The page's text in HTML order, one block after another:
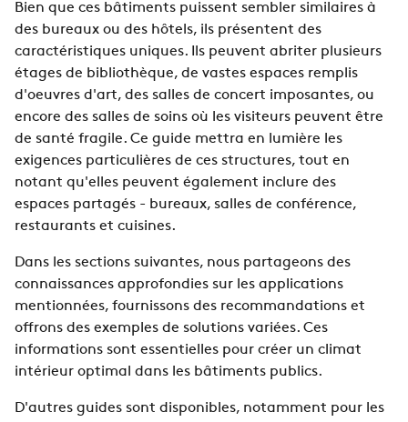
Bien que ces bâtiments puissent sembler similaires à
des bureaux ou des hôtels, ils présentent des
caractéristiques uniques. Ils peuvent abriter plusieurs
étages de bibliothèque, de vastes espaces remplis
d'oeuvres d'art, des salles de concert imposantes, ou
encore des salles de soins où les visiteurs peuvent être
de santé fragile. Ce guide mettra en lumière les
exigences particulières de ces structures, tout en
notant qu'elles peuvent également inclure des
espaces partagés - bureaux, salles de conférence,
restaurants et cuisines.
Dans les sections suivantes, nous partageons des
connaissances approfondies sur les applications
mentionnées, fournissons des recommandations et
offrons des exemples de solutions variées. Ces
informations sont essentielles pour créer un climat
intérieur optimal dans les bâtiments publics.
D'autres guides sont disponibles, notamment pour les